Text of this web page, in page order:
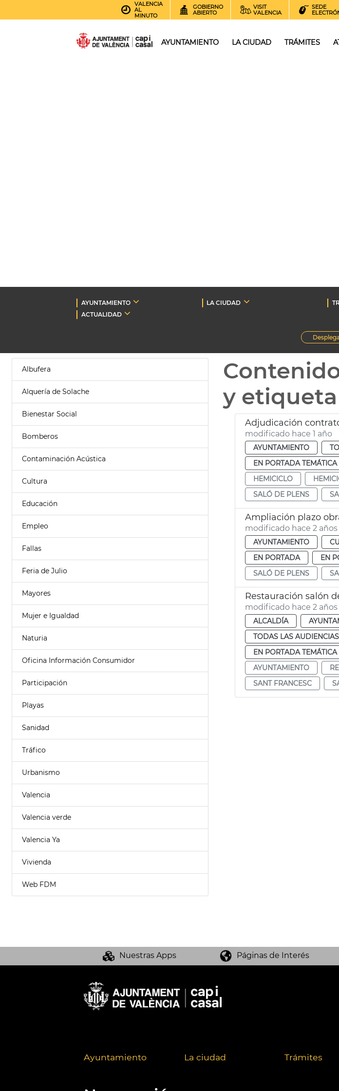
VALENCIA
AL
MINUTO
GOBIERNO
ABIERTO
VISIT
VALENCIA
SEDE
AYUNTAMIENTO LA CIUDAD TRÁMITES
AYUNTAMIENTO LA CIUDAD
ACTUALIDAD
Albufera
Alquería de Solache
Bienestar Social
Bomberos
Contaminación Acústica
Cultura
Educación
Empleo
Fallas
Feria de Julio
Mayores
Mujer e Igualdad
Naturia
Oficina Información Consumidor
Participación
Playas
Sanidad
Tráfico
Urbanismo
Valencia
Valencia verde
Valencia Ya
Vivienda
Web FDM
y etiqueta
Adjudicación
modificado hace 1 año
AYUNTAMIENTO
EN PORTADA TEMÁTICA
HEMICICLO
SALÓ DE PLENS
Ampliación plazo
modificado hace 2 años
AYUNTAMIENTO
EN PORTADA
EN
SALÓ DE PLENS
Restauración salón
modificado hace 2 años
ALCALDÍA
TODAS LAS AUDIENCIAS
EN PORTADA TEMÁTICA
AYUNTAMIENTO
SANT FRANCESC
Nuestras Apps Páginas de Interés
Ayuntamiento La ciudad Trámites